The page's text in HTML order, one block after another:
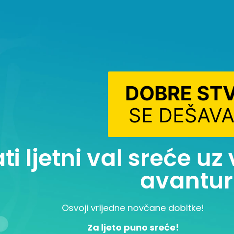
DOBRE
SE
ljetni val sreće uz
Osvoji vrijedne novčane dobitke!
Za ljeto puno sreće!